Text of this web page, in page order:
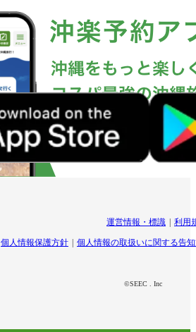
運営情報・標識 利用
個人情報保護方針 個人情報の取扱いに関する告
©SEEC . Inc